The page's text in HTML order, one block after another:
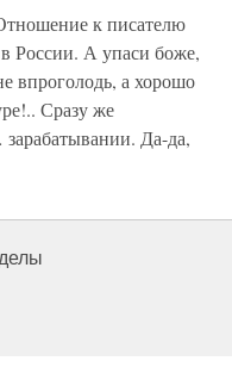
к писателю
России. А упаси боже,
впроголодь, а хорошо
Сразу же
Да-да,